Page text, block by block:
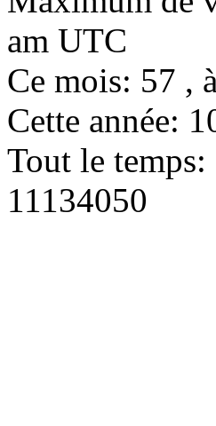
am UTC
Ce mois: 57 ,
Cette année:
Tout le
11134050